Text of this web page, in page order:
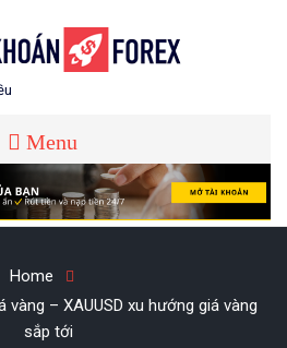
FOREX
và Forex
Menu
Home
vàng – XAUUSD xu hướng giá vàng
sắp tới